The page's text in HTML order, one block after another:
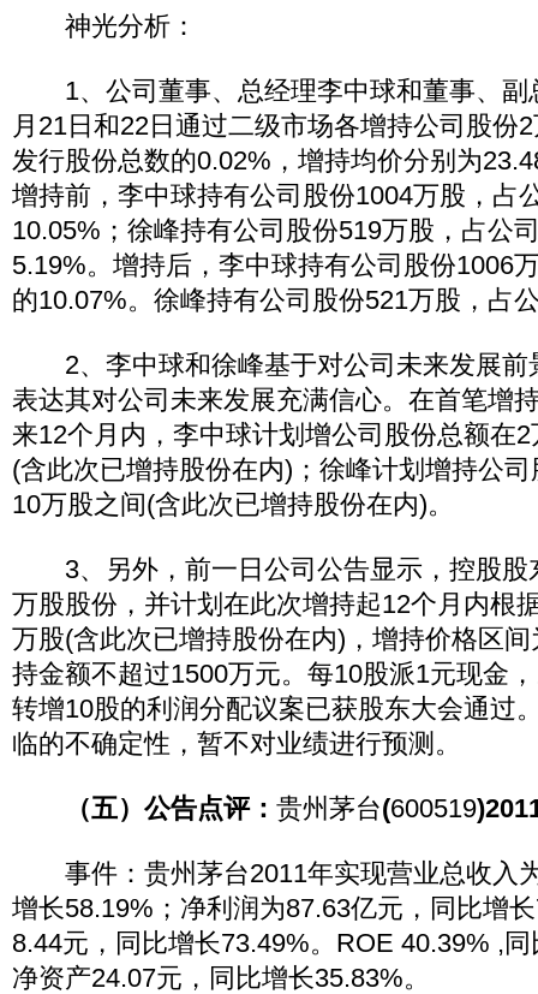
神光分析：
1、公司董事、总经理李中球和董事、副
月21日和22日通过二级市场各增持公司股份
发行股份总数的0.02%，增持均价分别为
增持前，李中球持有公司股份1004万股，占
10.05%；徐峰持有公司股份519万股，占公
5.19%。增持后，李中球持有公司股份1006
的10.07%。徐峰持有公司股份521万股，占
2、李中球和徐峰基于对公司未来发展前
表达其对公司未来发展充满信心。在首笔增
来12个月内，李中球计划增公司股份总额在
(含此次已增持股份在内)；徐峰计划增持公
10万股之间(含此次已增持股份在内)。
3、另外，前一日公司公告显示，控股股
万股股份，并计划在此次增持起12个月内根
万股(含此次已增持股份在内)，增持价格区
持金额不超过1500万元。每10股派1元现金
转增10股的利润分配议案已获股东大会通过
临的不确定性，暂不对业绩进行预测。
（五）公告点评： 贵州茅台(600519
事件：贵州茅台2011年实现营业总收入
增长58.19%；净利润为87.63亿元，同比增
8.44元，同比增长73.49%。ROE 40.39% ,
净资产24.07元，同比增长35.83%。